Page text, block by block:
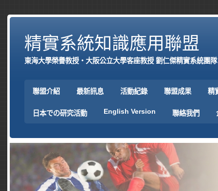
精實系統知識應用聯盟
東海大學榮譽教授‧大阪公立大學客座教授 劉仁傑精實系統團隊
聯盟介紹 最新訊息 活動紀錄 聯盟成果 精
日本での研究活動 English Version 聯絡我們